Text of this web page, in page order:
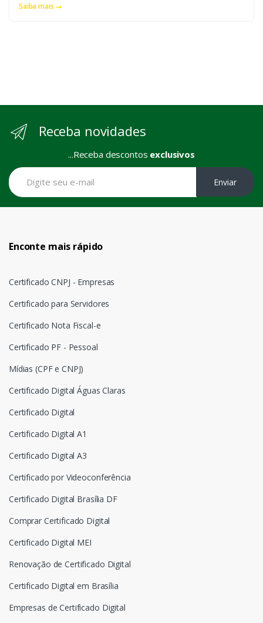
Saiba mais →
Receba novidades
...Receba descontos exclusivos
Enviar
Enconte mais rápido
Certificado CNPJ - Empresas
Certificado para Servidores
Certificado Nota Fiscal-e
Certificado PF - Pessoal
Mídias (CPF e CNPJ)
Certificado Digital Águas Claras
Certificado Digital
Certificado Digital A1
Certificado Digital A3
Certificado por Videoconferência
Certificado Digital Brasília DF
Comprar Certificado Digital
Certificado Digital MEI
Renovação de Certificado Digital
Certificado Digital em Brasília
Empresas de Certificado Digital